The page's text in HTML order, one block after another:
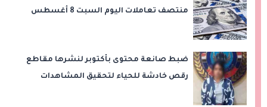
منتصف تعاملات اليوم السبت 8 أغسطس
ضبط صانعة محتوى بأكتوبر لنشرها مقاطع
رقص خادشة للحياء لتحقيق المشاهدات